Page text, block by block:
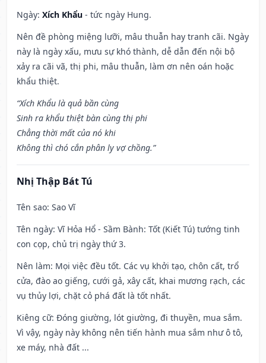
Ngày: Xích Khẩu - tức ngày Hung.
Nên đề phòng miệng lưỡi, mâu thuẫn hay tranh cãi. Ngày
này là ngày xấu, mưu sự khó thành, dễ dẫn đến nội bộ
xảy ra cãi vã, thị phi, mâu thuẫn, làm ơn nên oán hoặc
khẩu thiệt.
“Xích Khẩu là quả bần cùng
Sinh ra khẩu thiệt bàn cùng thị phi
Chẳng thời mất của nó khi
Không thì chó cắn phân ly vợ chồng.”
Nhị Thập Bát Tú
Tên sao: Sao Vĩ
Tên ngày: Vĩ Hỏa Hổ - Sầm Bành: Tốt (Kiết Tú) tướng tinh
con cọp, chủ trị ngày thứ 3.
Nên làm: Mọi việc đều tốt. Các vụ khởi tạo, chôn cất, trổ
cửa, đào ao giếng, cưới gả, xây cất, khai mương rạch, các
vụ thủy lợi, chặt cỏ phá đất là tốt nhất.
Kiêng cữ: Đóng giường, lót giường, đi thuyền, mua sắm.
Vì vậy, ngày này không nên tiến hành mua sắm như ô tô,
xe máy, nhà đất ...